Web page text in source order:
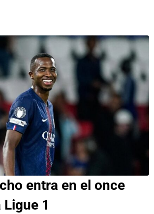
entra en el once
1